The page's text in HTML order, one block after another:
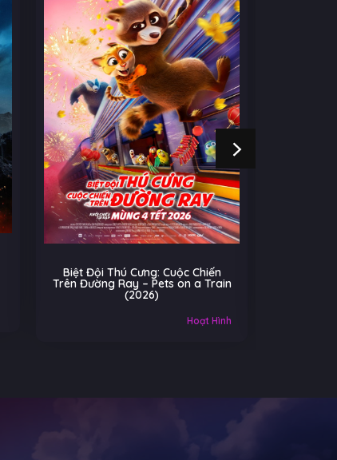
Biệt Đội Thú Cưng: Cuộc Chiến
Trên Đường Ray – Pets on a Train
(2026)
Hoạt Hình